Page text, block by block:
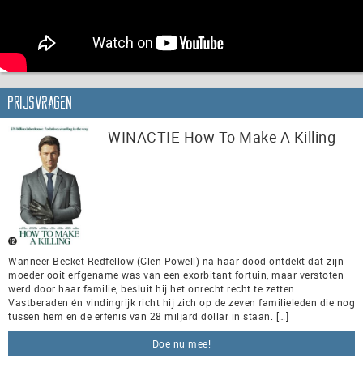
Prijsvragen
WINACTIE How To Make A Killing
Wanneer Becket Redfellow (Glen Powell) na haar dood ontdekt dat zijn
moeder ooit erfgename was van een exorbitant fortuin, maar verstoten
werd door haar familie, besluit hij het onrecht recht te zetten.
Vastberaden én vindingrijk richt hij zich op de zeven familieleden die nog
tussen hem en de erfenis van 28 miljard dollar in staan. […]
Doe nu mee!